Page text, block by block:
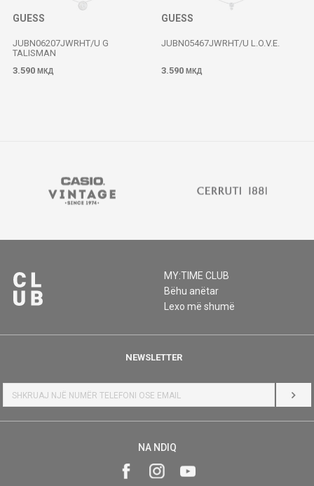
GUESS
JUBN06207JWRHT/U G
TALISMAN
3.590 МКД
GUESS
JUBN05467JWRHT/U L.O.V.E.
3.590 МКД
MY:TIME CLUB
Bëhu anëtar
Lexo më shumë
NEWSLETTER
HYR
NA NDIQ